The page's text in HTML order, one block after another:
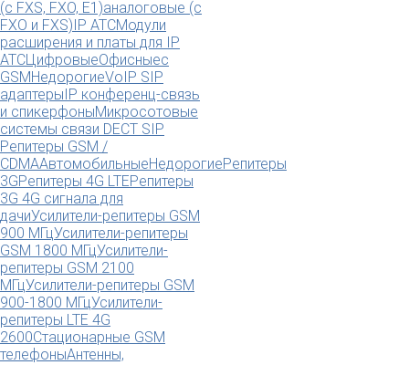
(c FXS, FXO, E1)аналоговые (с
FXO и FXS)IP АТСМодули
расширения и платы для IP
АТСЦифровыеОфисныес
GSMНедорогиеVoIP SIP
адаптерыIP конференц-связь
и спикерфоныМикросотовые
системы связи DECT SIP
Репитеры GSM /
CDMAАвтомобильныеНедорогиеРепитеры
3GРепитеры 4G LTEРепитеры
3G 4G сигнала для
дачиУсилители-репитеры GSM
900 МГцУсилители-репитеры
GSM 1800 МГцУсилители-
репитеры GSM 2100
МГцУсилители-репитеры GSM
900-1800 МГцУсилители-
репитеры LTE 4G
2600Стационарные GSM
телефоныАнтенны,